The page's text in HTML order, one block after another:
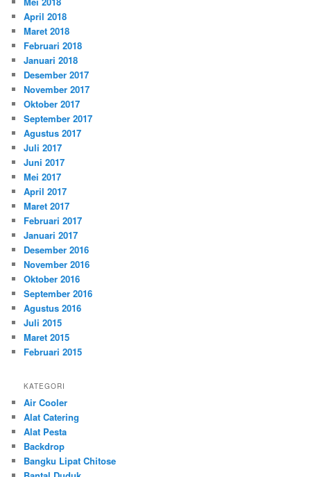
April 2018
Maret 2018
Februari 2018
Januari 2018
Desember 2017
November 2017
Oktober 2017
September 2017
Agustus 2017
Juli 2017
Juni 2017
Mei 2017
April 2017
Maret 2017
Februari 2017
Januari 2017
Desember 2016
November 2016
Oktober 2016
September 2016
Agustus 2016
Juli 2015
Maret 2015
Februari 2015
KATEGORI
Air Cooler
Alat Catering
Alat Pesta
Backdrop
Bangku Lipat Chitose